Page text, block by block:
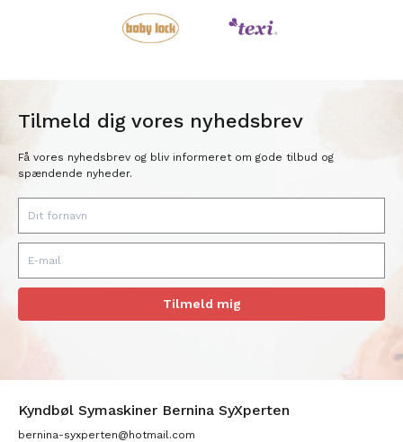
Tilmeld dig vores nyhedsbrev
Få vores nyhedsbrev og bliv informeret om gode tilbud og
spændende nyheder.
Tilmeld mig
Kyndbøl Symaskiner Bernina SyXperten
bernina-syxperten@hotmail.com